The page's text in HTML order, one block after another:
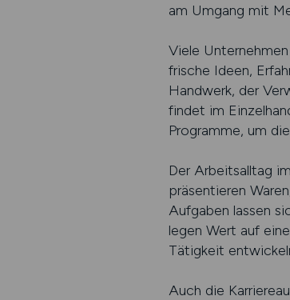
am Umgang mit
Viele
frische Ideen,
Handwerk, der
findet im
Programme, um
Der Arbeitsalltag
präsentieren
Aufgaben lassen
legen Wert auf
Tätigkeit
Auch die